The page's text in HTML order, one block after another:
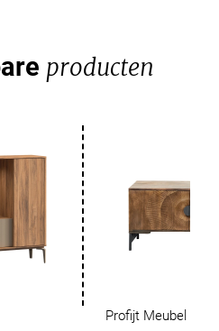
producten
Profijt Meubel